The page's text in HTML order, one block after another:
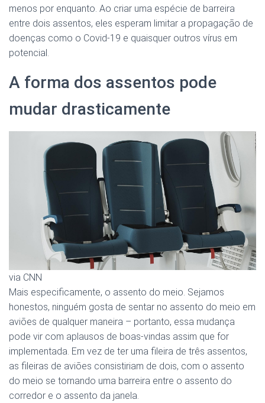
menos por enquanto. Ao criar uma espécie de barreira
entre dois assentos, eles esperam limitar a propagação de
doenças como o Covid-19 e quaisquer outros vírus em
potencial.
A forma dos assentos pode
mudar drasticamente
via CNN
Mais especificamente, o assento do meio. Sejamos
honestos, ninguém gosta de sentar no assento do meio em
aviões de qualquer maneira – portanto, essa mudança
pode vir com aplausos de boas-vindas assim que for
implementada. Em vez de ter uma fileira de três assentos,
as fileiras de aviões consistiriam de dois, com o assento
do meio se tornando uma barreira entre o assento do
corredor e o assento da janela.